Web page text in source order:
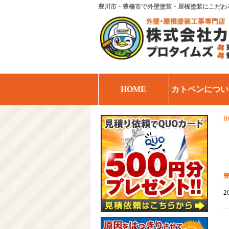
豊川市・豊橋市で外壁塗装・屋根塗装にこだ
HOME カトペンにつ